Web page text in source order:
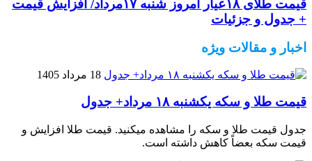
قیمت طلای ۱۸عیار امروز شنبه ۱۷مرداد/ افزایش قیمت
+ جدول و جزئیات
اخبار و مقالات ویژه
18 مرداد 1405
قیمت طلا و سکه یکشنبه ۱۸ مرداد+ جدول
جدول قیمت طلا و سکه را مشاهده میکنید. قیمت‌ طلا افزایش و
قیمت سکه بعضاً کاهش داشته است.